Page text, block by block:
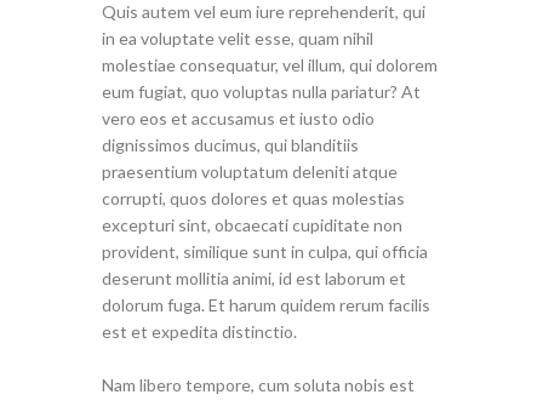
Quis autem vel eum iure reprehenderit, qui
in ea voluptate velit esse, quam nihil
molestiae consequatur, vel illum, qui dolorem
eum fugiat, quo voluptas nulla pariatur? At
vero eos et accusamus et iusto odio
dignissimos ducimus, qui blanditiis
praesentium voluptatum deleniti atque
corrupti, quos dolores et quas molestias
excepturi sint, obcaecati cupiditate non
provident, similique sunt in culpa, qui officia
deserunt mollitia animi, id est laborum et
dolorum fuga. Et harum quidem rerum facilis
est et expedita distinctio.
Nam libero tempore, cum soluta nobis est